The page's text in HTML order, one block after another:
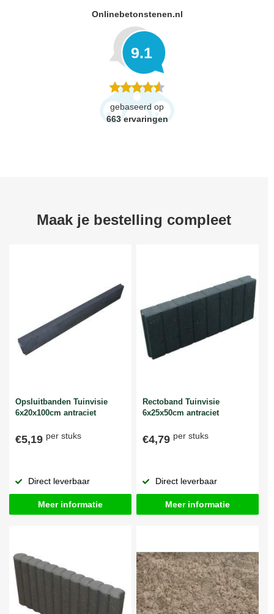
Onlinebetonstenen.nl
9.1
gebaseerd op
663 ervaringen
Maak je bestelling compleet
Opsluitbanden Tuinvisie
6x20x100cm antraciet
€5,19 per stuks
Direct leverbaar
Meer informatie
Rectoband Tuinvisie
6x25x50cm antraciet
€4,79 per stuks
Direct leverbaar
Meer informatie